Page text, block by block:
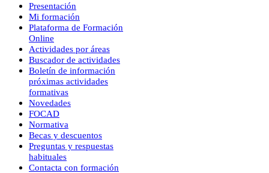
Presentación
Mi formación
Plataforma de Formación
Online
Actividades por áreas
Buscador de actividades
Boletín de información
próximas actividades
formativas
Novedades
FOCAD
Normativa
Becas y descuentos
Preguntas y respuestas
habituales
Contacta con formación